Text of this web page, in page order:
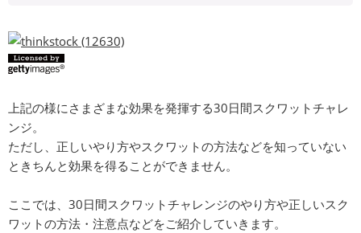
上記の様にさまざまな効果を発揮する30日間スクワットチャレ
ンジ。
ただし、正しいやり方やスクワットの方法などを知っていない
ときちんと効果を得ることができません。
ここでは、30日間スクワットチャレンジのやり方や正しいスク
ワットの方法・注意点などをご紹介していきます。